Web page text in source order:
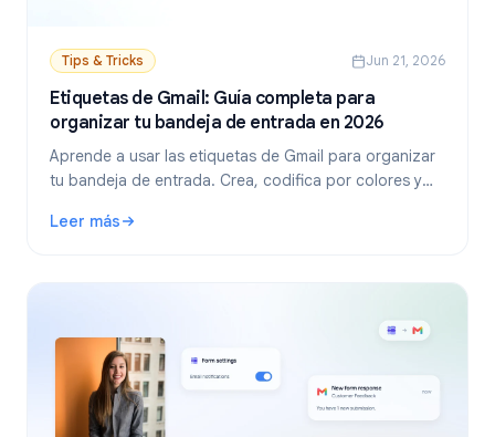
Tips & Tricks Jun 21, 2026
Etiquetas de Gmail: Guía completa para
organizar tu bandeja de entrada en 2026
Aprende a usar las etiquetas de Gmail para organizar
tu bandeja de entrada. Crea, codifica por colores y
un flujo de trabajo de correo electrónico más limpio.
Leer más
: Etiquetas de Gmail: Guía completa para organizar tu